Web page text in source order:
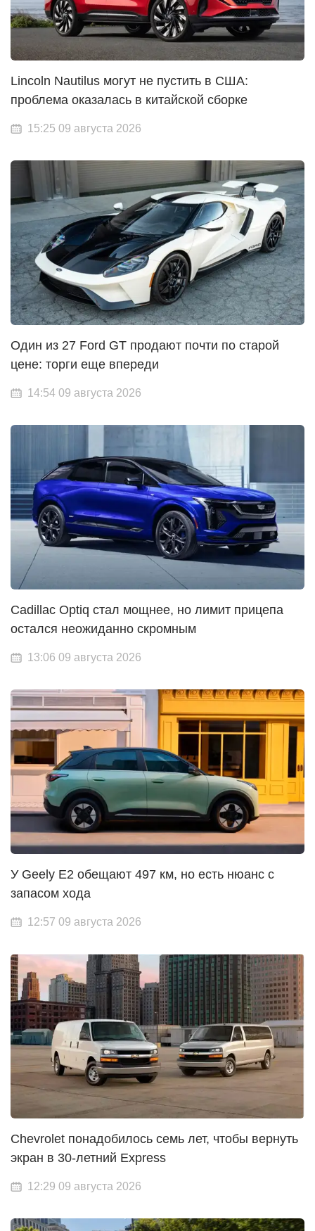
Lincoln Nautilus могут не пустить в США:
проблема оказалась в китайской сборке
15:25 09 августа 2026
Один из 27 Ford GT продают почти по старой
цене: торги еще впереди
14:54 09 августа 2026
Cadillac Optiq стал мощнее, но лимит прицепа
остался неожиданно скромным
13:06 09 августа 2026
У Geely E2 обещают 497 км, но есть нюанс с
запасом хода
12:57 09 августа 2026
Chevrolet понадобилось семь лет, чтобы вернуть
экран в 30-летний Express
12:29 09 августа 2026